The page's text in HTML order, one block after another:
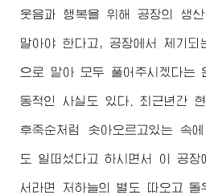
웃음과 행복을 위해 공장의 생산
말아야 한다고, 공장에서 제기되
으로 맡아 모두 풀어주시겠다는
동적인 사실도 있다. 최근년간
후죽순처럼 솟아오르고있는 속
도 일떠섰다고 하시면서 이 공장
서라면 저하늘의 별도 따오고